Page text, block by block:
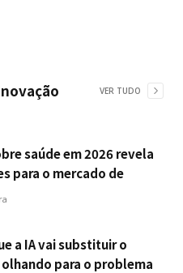
VER TUDO
saúde em 2026 revela
para o mercado de
cobertura e prevenção
a IA vai substituir o
para o problema